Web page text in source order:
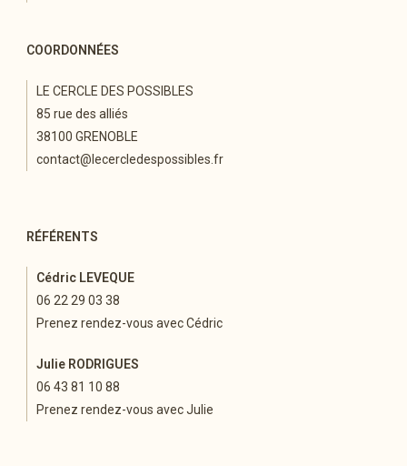
COORDONNÉES
LE CERCLE DES POSSIBLES
85 rue des alliés
38100 GRENOBLE
contact@lecercledespossibles.fr
RÉFÉRENTS
Cédric LEVEQUE
06 22 29 03 38
Prenez rendez-vous avec Cédric
Julie RODRIGUES
06 43 81 10 88
Prenez rendez-vous avec Julie